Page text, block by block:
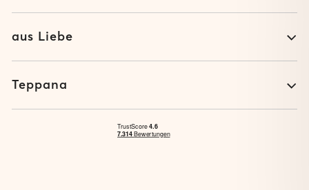
aus Liebe
Teppana